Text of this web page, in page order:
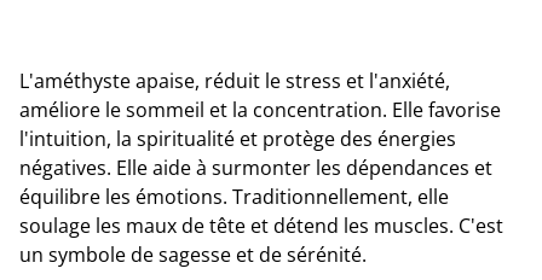
L'améthyste apaise, réduit le stress et l'anxiété,
améliore le sommeil et la concentration. Elle favorise
l'intuition, la spiritualité et protège des énergies
négatives. Elle aide à surmonter les dépendances et
équilibre les émotions. Traditionnellement, elle
soulage les maux de tête et détend les muscles. C'est
un symbole de sagesse et de sérénité.